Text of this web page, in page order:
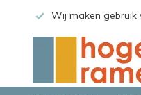
Wij maken gebruik